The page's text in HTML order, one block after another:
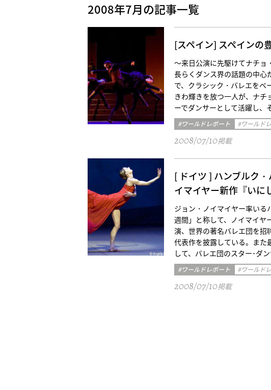
2008年7月の記事一覧
[スペイン] スペインの
～来日公演に先駆けてナチョ
長らくダンス界の話題の中心
で、クラシック・バレエをベ
きわ輝きを放つ一人が、ナチ
ーでダンサーとして活躍し、
#ワールドレポート #ワールド
2008/07/10掲載
[ ドイツ ] ハンブルク
イマイヤー新作『いに
ジョン・ノイマイヤー率いる
週間」と称して、ノイマイヤ
演、世界の著名バレエ団を招
代表作を披露している。また
して、バレエ団のスター･ダ
#ワールドレポート #ワールド
2008/07/10掲載